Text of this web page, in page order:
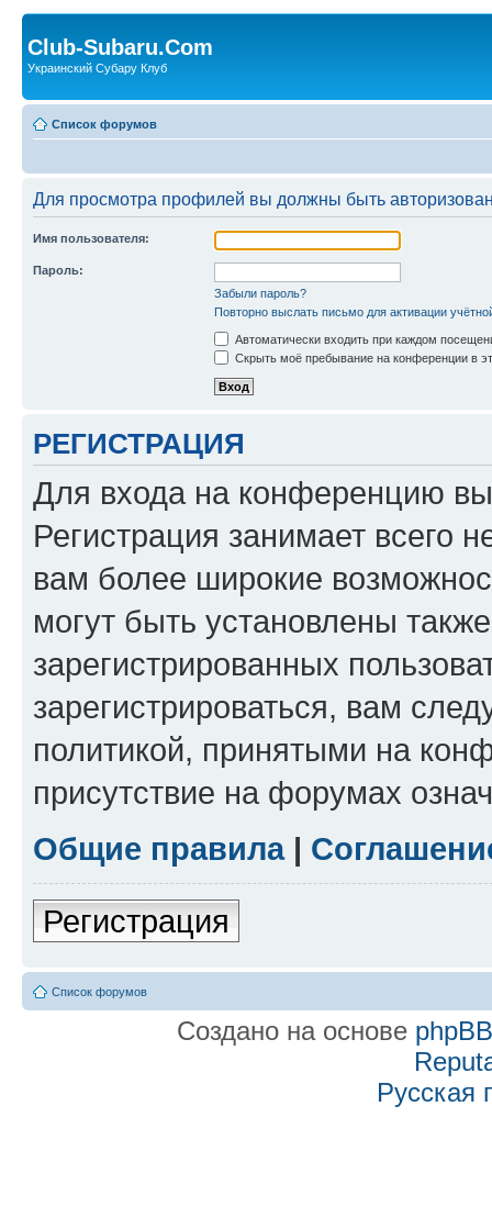
Club-Subaru.Com
Украинский Субару Клуб
Список форумов
Для просмотра профилей вы должны быть
Имя пользователя:
Пароль:
Забыли пароль?
Повторно выслать письмо для активации
Автоматически входить при каждом
Скрыть моё пребывание на конференции в
РЕГИСТРАЦИЯ
Для входа на конференцию
Регистрация занимает всего
вам более широкие
могут быть установлены
зарегистрированных
зарегистрироваться, вам
политикой, принятыми на
присутствие на форумах
Общие правила|
Регистрация
Список форумов
Создано на основе phpBB
Русская